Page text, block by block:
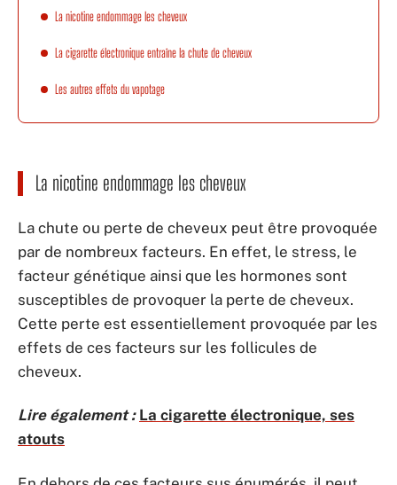
La nicotine endommage les cheveux
La cigarette électronique entraîne la chute de cheveux
Les autres effets du vapotage
La nicotine endommage les cheveux
La chute ou perte de cheveux peut être provoquée
par de nombreux facteurs. En effet, le stress, le
facteur génétique ainsi que les hormones sont
susceptibles de provoquer la perte de cheveux.
Cette perte est essentiellement provoquée par les
effets de ces facteurs sur les follicules de
cheveux.
Lire également : La cigarette électronique, ses
atouts